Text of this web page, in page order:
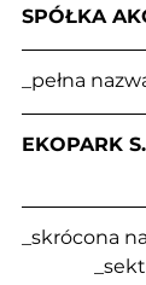
SPÓŁKA
_pełna